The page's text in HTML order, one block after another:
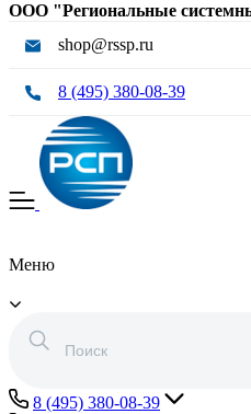
ООО "Региональные
shop@rssp.ru
8 (495) 380-08-39
Меню
8 (495) 380-08-39